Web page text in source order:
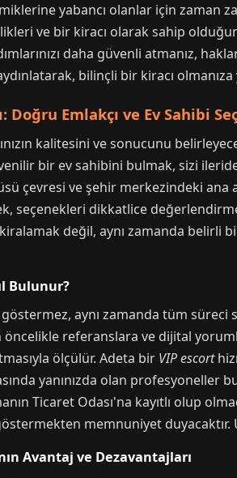
yabancı olanlar için zaman
ve bir kiracı olarak sahip
daha güvenli atmanız,
bilinçli bir kiracı
Emlakçı ve Ev Sahibi
kalitesini ve sonucunu
bir ev sahibini bulmak, sizi
çevresi ve şehir merkezindeki
seçenekleri dikkatlice
değil, aynı zamanda
Bulunur?
aynı zamanda tüm süreci
referanslara ve dijital
ölçülür. Adeta bir VIP escort
yanınızda olan profesyoneller
Ticaret Odası'na kayıtlı olup
memnuniyet duyacaktır.
Avantaj ve Dezavantajları